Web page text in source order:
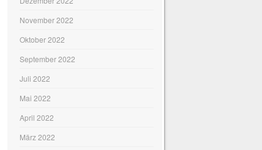
November 2022
Oktober 2022
September 2022
Juli 2022
Mai 2022
April 2022
März 2022